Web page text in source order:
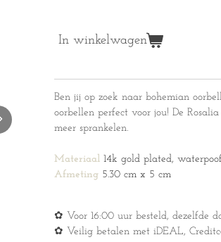
In winkelwagen
Ben jij op zoek naar bohemian
oorbellen perfect voor jou! De
meer sprankelen.
Materiaal 14k gold plated,
Afmeting 5.30 cm x 5 cm
✿ Voor 16:00 uur besteld, dezelfde
✿ Veilig betalen met iDEAL,